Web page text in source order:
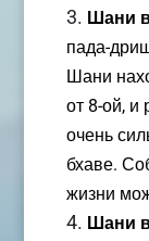
Шани
пада-
Шани
от 8-ой, и
очень
бхаве.
жизни
Шани